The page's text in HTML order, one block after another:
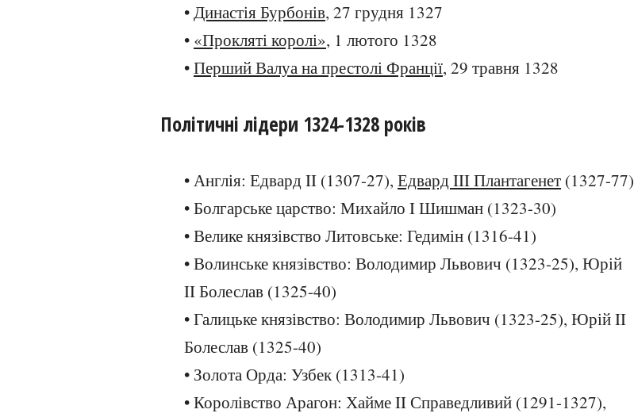
•Династія Бурбонів, 27 грудня 1327
• «Прокляті королі», 1 лютого 1328
•Перший Валуа на престолі Франції, 29 травня 1328
Політичні лідери 1324-1328 років
• Англія: Едвард II (1307-27), Едвард III Плантагенет (1327-77)
• Болгарське царство: Михайло I Шишман (1323-30)
• Велике князівство Литовське: Гедимін (1316-41)
• Волинське князівство: Володимир Львович (1323-25), Юрій
II Болеслав (1325-40)
• Галицьке князівство: Володимир Львович (1323-25), Юрій II
Болеслав (1325-40)
• Золота Орда: Узбек (1313-41)
• Королівство Арагон: Хайме II Справедливий (1291-1327),